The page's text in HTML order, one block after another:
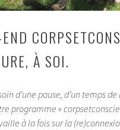
À SOI.
d’une pause, d’un temps
programme «
à la fois sur la